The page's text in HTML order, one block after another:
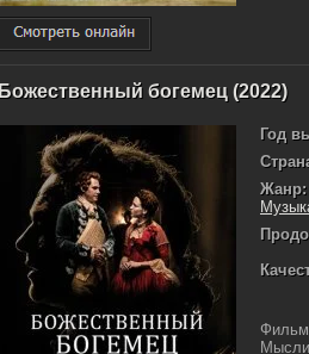
Божественный богемец (2022)
Год
Жанр:
Фильм